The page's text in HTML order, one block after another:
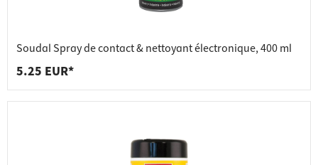
Soudal Spray de contact & nettoyant électronique, 400 ml
5.25 EUR*